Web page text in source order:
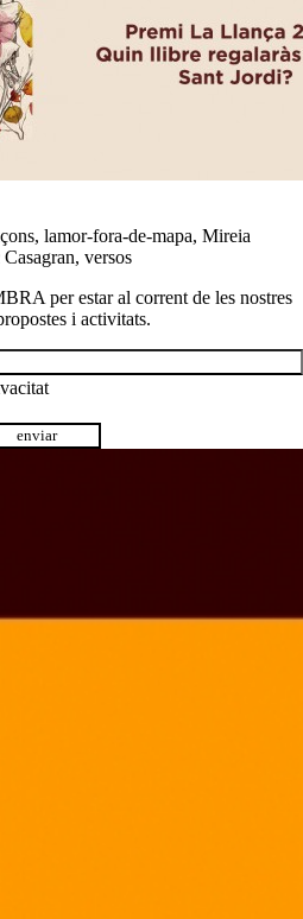
, lamor-fora-de-mapa, Mireia
, versos
per estar al corrent de les nostres
i activitats.